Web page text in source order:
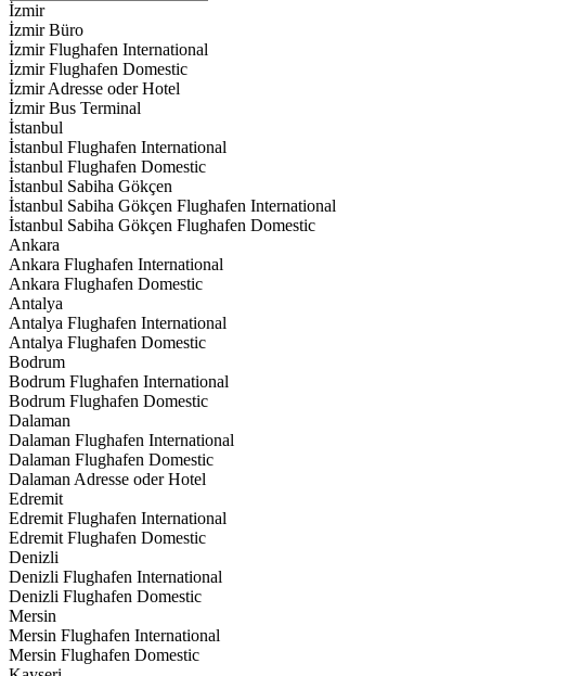
İzmir
İzmir Büro
İzmir Flughafen International
İzmir Flughafen Domestic
İzmir Adresse oder Hotel
İzmir Bus Terminal
İstanbul
İstanbul Flughafen International
İstanbul Flughafen Domestic
İstanbul Sabiha Gökçen
İstanbul Sabiha Gökçen Flughafen International
İstanbul Sabiha Gökçen Flughafen Domestic
Ankara
Ankara Flughafen International
Ankara Flughafen Domestic
Antalya
Antalya Flughafen International
Antalya Flughafen Domestic
Bodrum
Bodrum Flughafen International
Bodrum Flughafen Domestic
Dalaman
Dalaman Flughafen International
Dalaman Flughafen Domestic
Dalaman Adresse oder Hotel
Edremit
Edremit Flughafen International
Edremit Flughafen Domestic
Denizli
Denizli Flughafen International
Denizli Flughafen Domestic
Mersin
Mersin Flughafen International
Mersin Flughafen Domestic